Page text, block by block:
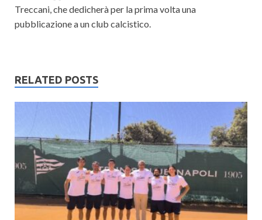
Treccani, che dedicherà per la prima volta una
pubblicazione a un club calcistico.
RELATED POSTS